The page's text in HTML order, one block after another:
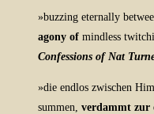
»buzzing eternally
agony of mindless
Confessions of Nat
»die endlos zwischen
summen, verdammt zur